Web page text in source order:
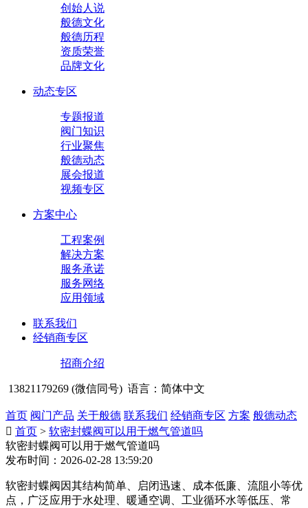
创始人说
般德文化
般德历程
资质荣誉
品牌文化
动态专区
专题报道
阀门知识
行业聚焦
般德动态
展会报道
视频专区
方案中心
工程案例
解决方案
服务承诺
服务网络
应用领域
联系我们
经销商专区
招商介绍
13821179269 (微信同号) 语言：简体中文
首页 阀门产品 关于般德 联系我们 经销商专区 方案 般德动态
 首页 > 软密封蝶阀可以用于燃气管道吗
软密封蝶阀可以用于燃气管道吗
发布时间：2026-02-28 13:59:20
软密封蝶阀因其结构简单、启闭迅速、成本低廉、流阻小等优
点，广泛应用于水处理、暖通空调、工业循环水等低压、常